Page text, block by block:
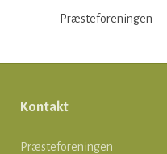
Præsteforeningen
Kontakt
Præsteforeningen